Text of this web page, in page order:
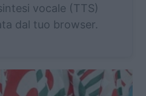
vocale (TTS)
dal tuo browser.